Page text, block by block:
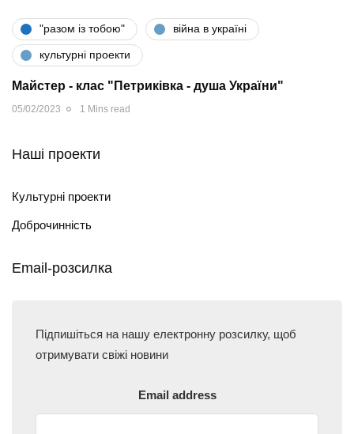
"разом iз тобою" війна в україні
культурні проекти
Майстер - клас "Петриківка - душа України"
05/02/2023 1 Mins read
Наші проекти
Культурні проекти
Доброчинність
Email-розсилка
Підпишіться на нашу електронну розсилку, щоб
отримувати свіжі новини
Email address